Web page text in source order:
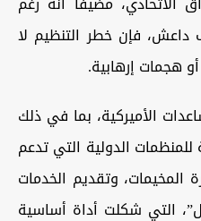
فإن خطر التنظيم لا
هجمات إرهابية.
الأميركية، بما في ذلك
للمنظمات الدولية التي تدعم
المخيمات، وتقديم الخدمات
التي شكلت أداة أساسية